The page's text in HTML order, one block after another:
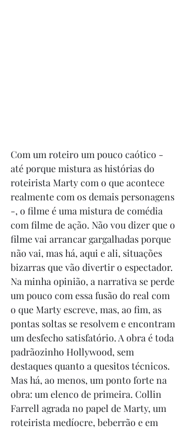
Com um roteiro um pouco caótico -
até porque mistura as histórias do
roteirista Marty com o que acontece
realmente com os demais personagens
-, o filme é uma mistura de comédia
com filme de ação. Não vou dizer que o
filme vai arrancar gargalhadas porque
não vai, mas há, aqui e ali, situações
bizarras que vão divertir o espectador.
Na minha opinião, a narrativa se perde
um pouco com essa fusão do real com
o que Marty escreve, mas, ao fim, as
pontas soltas se resolvem e encontram
um desfecho satisfatório. A obra é toda
padrãozinho Hollywood, sem
destaques quanto a quesitos técnicos.
Mas há, ao menos, um ponto forte na
obra: um elenco de primeira. Collin
Farrell agrada no papel de Marty, um
roteirista medíocre, beberrão e em